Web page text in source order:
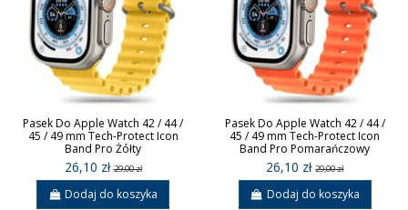
Pasek Do Apple Watch 42 / 44 /
45 / 49 mm Tech-Protect Icon
Band Pro Żółty
26,10 zł29,00 zł
Dodaj do koszyka
Pasek Do Apple Watch 42 / 44 /
45 / 49 mm Tech-Protect Icon
Band Pro Pomarańczowy
26,10 zł29,00 zł
Dodaj do koszyka